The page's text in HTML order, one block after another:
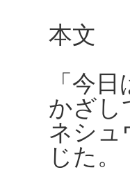
本文
「今
かざし
ネシュ
じた